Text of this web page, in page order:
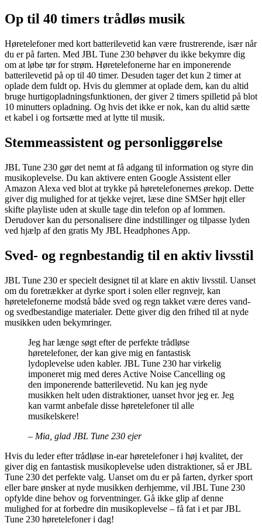
Op til 40 timers trådløs musik
Høretelefoner med kort batterilevetid kan være frustrerende, især når
du er på farten. Med JBL Tune 230 behøver du ikke bekymre dig
om at løbe tør for strøm. Høretelefonerne har en imponerende
batterilevetid på op til 40 timer. Desuden tager det kun 2 timer at
oplade dem fuldt op. Hvis du glemmer at oplade dem, kan du altid
bruge hurtigopladningsfunktionen, der giver 2 timers spilletid på blot
10 minutters opladning. Og hvis det ikke er nok, kan du altid sætte
et kabel i og fortsætte med at lytte til musik.
Stemmeassistent og personliggørelse
JBL Tune 230 gør det nemt at få adgang til information og styre din
musikoplevelse. Du kan aktivere enten Google Assistent eller
Amazon Alexa ved blot at trykke på høretelefonernes ørekop. Dette
giver dig mulighed for at tjekke vejret, læse dine SMSer højt eller
skifte playliste uden at skulle tage din telefon op af lommen.
Derudover kan du personalisere dine indstillinger og tilpasse lyden
ved hjælp af den gratis My JBL Headphones App.
Sved- og regnbestandig til en aktiv livsstil
JBL Tune 230 er specielt designet til at klare en aktiv livsstil. Uanset
om du foretrækker at dyrke sport i solen eller regnvejr, kan
høretelefonerne modstå både sved og regn takket være deres vand-
og svedbestandige materialer. Dette giver dig den frihed til at nyde
musikken uden bekymringer.
Jeg har længe søgt efter de perfekte trådløse
høretelefoner, der kan give mig en fantastisk
lydoplevelse uden kabler. JBL Tune 230 har virkelig
imponeret mig med deres Active Noise Cancelling og
den imponerende batterilevetid. Nu kan jeg nyde
musikken helt uden distraktioner, uanset hvor jeg er. Jeg
kan varmt anbefale disse høretelefoner til alle
musikelskere!
– Mia, glad JBL Tune 230 ejer
Hvis du leder efter trådløse in-ear høretelefoner i høj kvalitet, der
giver dig en fantastisk musikoplevelse uden distraktioner, så er JBL
Tune 230 det perfekte valg. Uanset om du er på farten, dyrker sport
eller bare ønsker at nyde musikken derhjemme, vil JBL Tune 230
opfylde dine behov og forventninger. Gå ikke glip af denne
mulighed for at forbedre din musikoplevelse – få fat i et par JBL
Tune 230 høretelefoner i dag!